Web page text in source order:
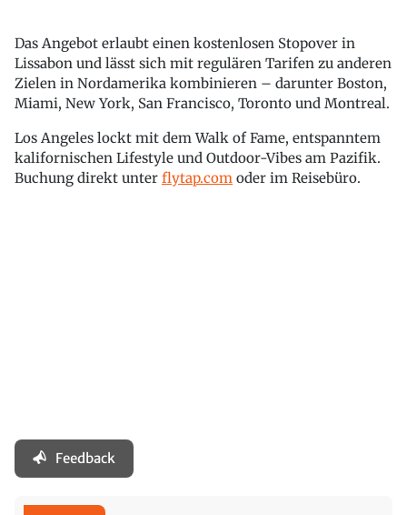
Das Angebot erlaubt einen kostenlosen Stopover in
Lissabon und lässt sich mit regulären Tarifen zu anderen
Zielen in Nordamerika kombinieren – darunter Boston,
Miami, New York, San Francisco, Toronto und Montreal.
Los Angeles lockt mit dem Walk of Fame, entspanntem
kalifornischen Lifestyle und Outdoor-Vibes am Pazifik.
Buchung direkt unter flytap.com oder im Reisebüro.
Feedback